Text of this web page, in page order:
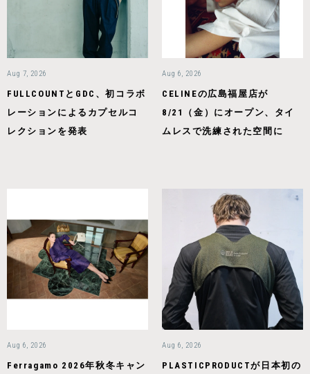
Aug 7, 2026
FULLCOUNTとGDC、初コラボ
レーションによるカプセルコ
レクションを発表
Aug 6, 2026
CELINEの広島福屋店が
8/21（金）にオープン、タイ
ムレスで洗練された空間に
Aug 6, 2026
Ferragamo 2026年秋冬キャン
Aug 6, 2026
PLASTICPRODUCTが日本初の